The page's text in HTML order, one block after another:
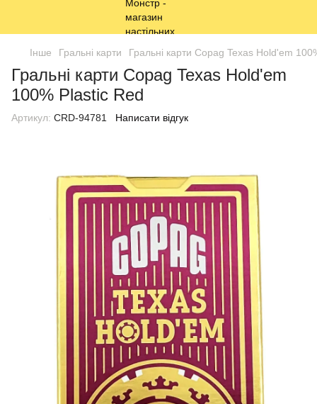
Інше Гральні карти Гральні карти Copag Texas Hold'em
Гральні карти Copag Texas Hold'em
100% Plastic Red
Артикул: CRD-94781 Написати відгук